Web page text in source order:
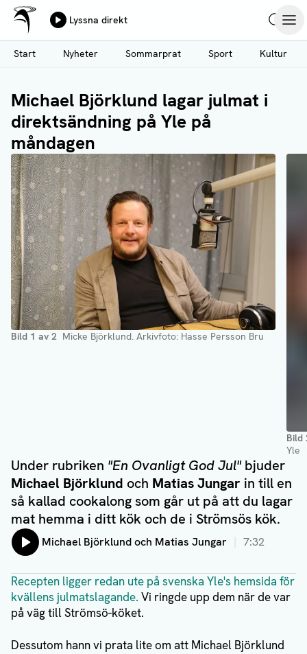
Hoppa
till
huvudinnehåll
Ålands Radio & TV
Lyssna direkt
Start
Nyheter Sommarprat Sport Kultur
Michael Björklund lagar julmat i
direktsändning på Yle på
måndagen
Bild 1 av 2 Micke Björklund. Arkivfoto: Hasse Persson Bru
Bild
Yle
Under rubriken "En Ovanligt God Jul"bjuder
Michael Björklund och Matias Jungar in till en
så kallad cookalong som går ut på att du lagar
mat hemma i ditt kök och de i Strömsös kök.
Lyssna på:
Michael Björklund och Matias Jungar 7:32
Recepten ligger redan ute på svenska Yle's hemsida för
kvällens julmatslagande. Vi ringde upp dem när de var
på väg till Strömsö-köket.
Dessutom hann vi prata lite om att Michael Björklund